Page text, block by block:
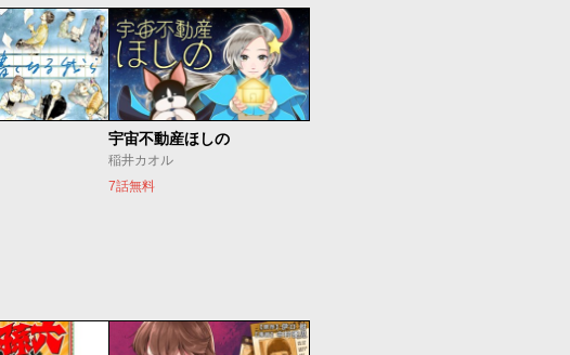
宇宙不動産ほしの
稲井カオル
7話無料